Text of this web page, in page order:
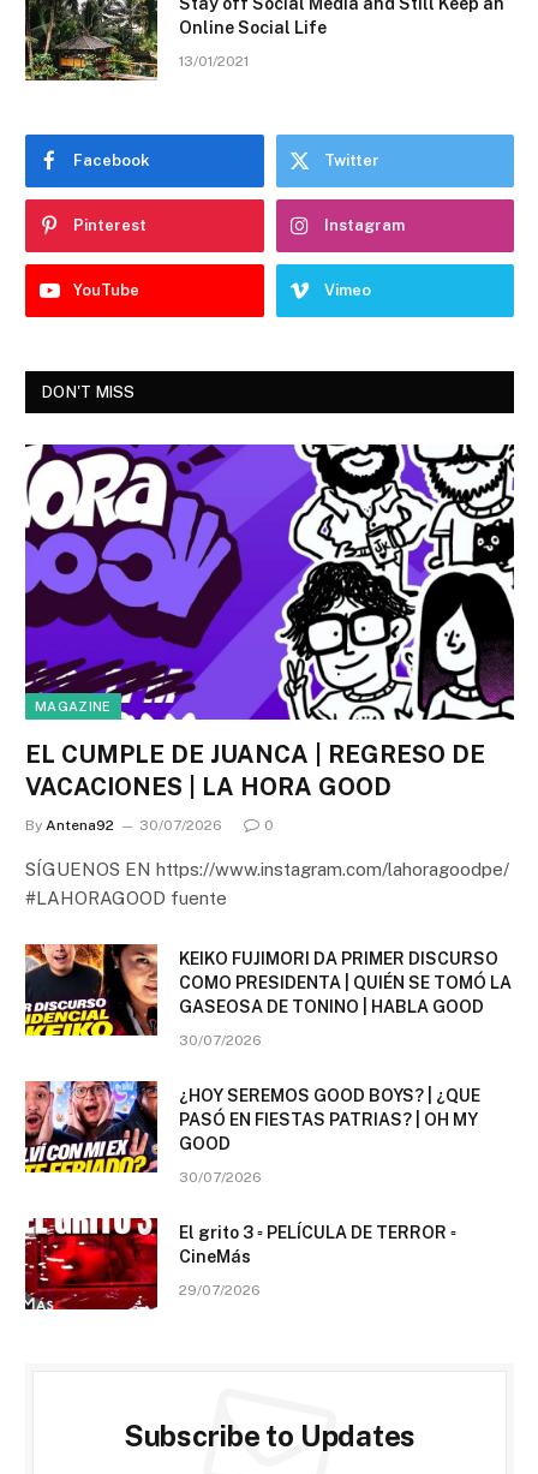
Online Social Life
13/01/2021
Facebook Twitter
Pinterest Instagram
YouTube Vimeo
DON'T MISS
MAGAZINE
EL CUMPLE DE JUANCA | REGRESO DE
VACACIONES | LA HORA GOOD
By Antena92 30/07/2026 0
SÍGUENOS EN https://www.instagram.com/lahoragoodpe/
#LAHORAGOOD fuente
KEIKO FUJIMORI DA PRIMER DISCURSO
COMO PRESIDENTA | QUIÉN SE TOMÓ LA
GASEOSA DE TONINO | HABLA GOOD
30/07/2026
¿HOY SEREMOS GOOD BOYS? | ¿QUE
PASÓ EN FIESTAS PATRIAS? | OH MY
GOOD
30/07/2026
El grito 3 ▫️ PELÍCULA DE TERROR ▫️
CineMás
29/07/2026
Subscribe to Updates